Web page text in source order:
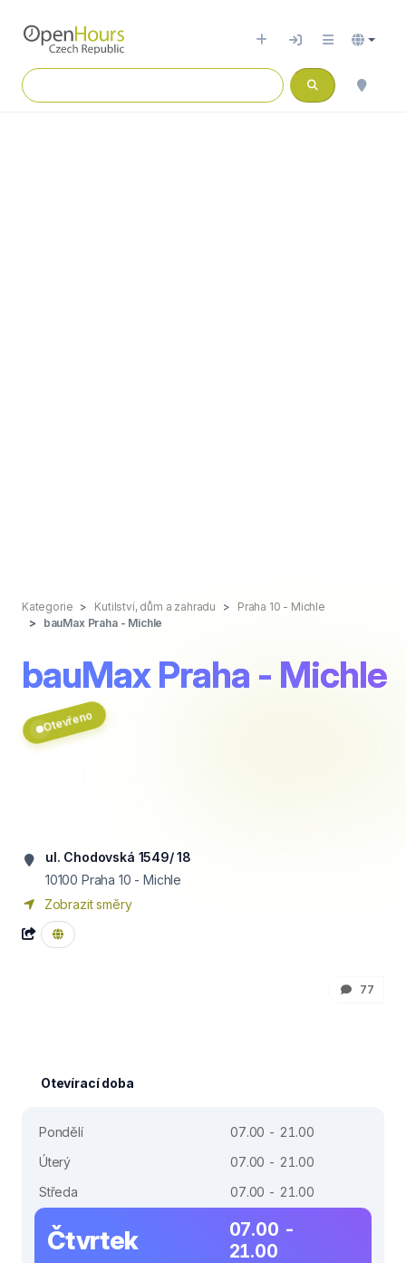
Kategorie Kutilství, dům a zahradu
Praha 10 - Michle
bauMax Praha - Michle
bauMax Praha - Michle
Otevřeno
ul. Chodovská 1549/ 18
10100 Praha 10 - Michle
Zobrazit směry
77
Otevírací doba
Pondělí
07.00 - 21.00
Úterý
07.00 - 21.00
Středa
07.00 - 21.00
Čtvrtek
07.00 -
21.00